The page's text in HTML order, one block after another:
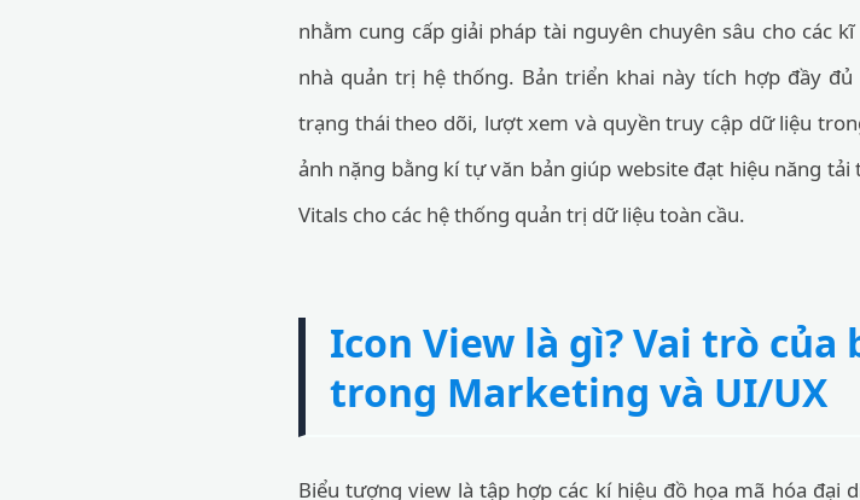
nhằm cung cấp giải pháp tài nguyên chuyên sâu cho các
nhà quản trị hệ thống. Bản triển khai này tích hợp đầy
trạng thái theo dõi, lượt xem và quyền truy cập dữ liệu
ảnh nặng bằng kí tự văn bản giúp website đạt hiệu năng
Vitals cho các hệ thống quản trị dữ liệu toàn cầu.
Icon View là gì? Vai trò
trong Marketing và UI/UX
Biểu tượng view là tập hợp các kí hiệu đồ họa mã hóa đại